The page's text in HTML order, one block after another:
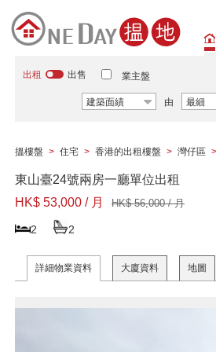
出租 出售 業主盤
建築面績 由 最細
搵樓盤 > 住宅 > 香港的出租樓盤 > 灣仔區 >
東山臺24號兩房一廳單位出租
HK$ 53,000 / 月
HK$ 56,000 / 月
2 2
詳細物業資料 大廈資料 地圖